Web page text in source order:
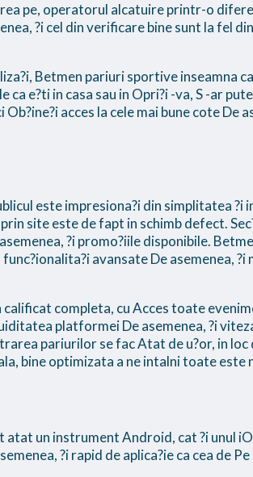
pe, operatorul alcatuire printr-o
?i cel din verificare bine sunt la fel
Betmen pariuri sportive inseamna
e?ti in casa sau in Opri?i -va, S -ar
acces la cele mai bune cote De
este impresiona?i din simplitatea
site este de fapt in schimb defect.
?i promo?iile disponibile.
avansate De asemenea, ?i
completa, cu Acces toate
platformei De asemenea, ?i
pariurilor se fac Atat de u?or, in loc
bine optimizata a ne intalni toate este
un instrument Android, cat ?i unul
?i rapid de aplica?ie ca cea de